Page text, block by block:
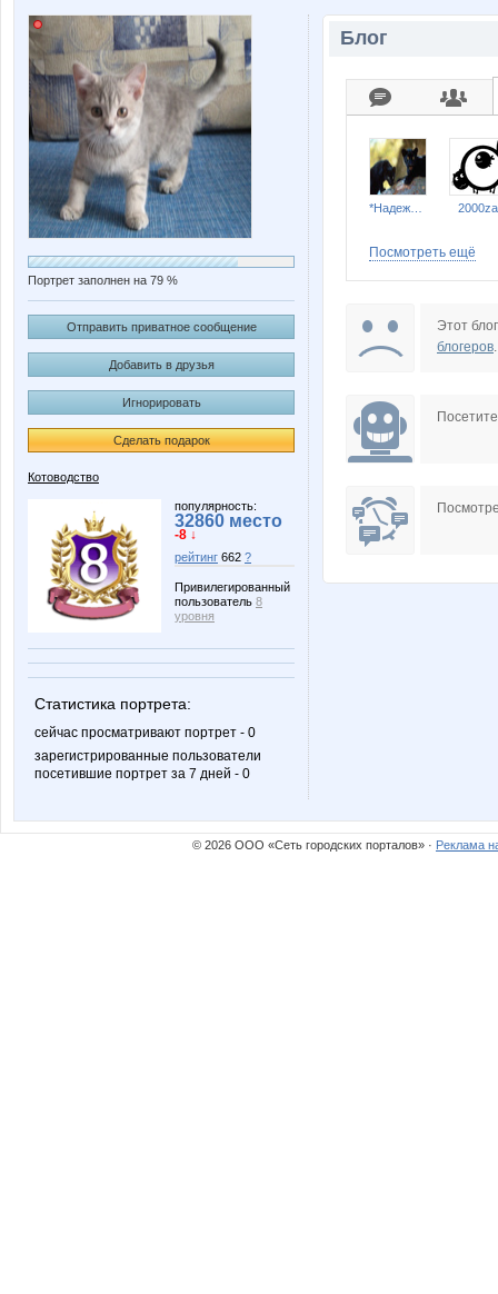
Портрет заполнен на 79 %
Отправить приватное сообщение
Добавить в друзья
Игнорировать
Сделать подарок
Котоводство
популярность:
32860 место
-8 ↓
рейтинг 662 ?
Привилегированный
пользователь 8
уровня
Статистика портрета:
сейчас просматривают портрет - 0
зарегистрированные пользователи
посетившие портрет за 7 дней - 0
Блог
2000za
Тайота
Посмотреть ещё
Этот
блогеров.
© 2026 ООО «Сеть городских порталов» · Реклама